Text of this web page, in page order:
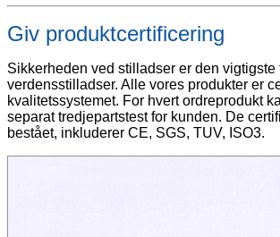
Giv produktcertificering
Sikkerheden ved stilladser er den vigtigste
verdensstilladser. Alle vores produkter er
kvalitetssystemet. For hvert ordreprodukt
separat tredjepartstest for kunden. De
bestået, inkluderer CE, SGS, TUV, ISO3.